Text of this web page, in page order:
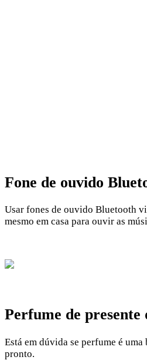
Fone de ouvido
Usar fones de ouvido Bluetooth
mesmo em casa para ouvir as
Perfume de presente
Está em dúvida se perfume é
pronto.